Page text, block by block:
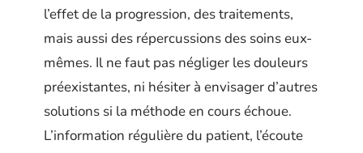
l’effet de la progression, des traitements,
mais aussi des répercussions des soins eux-
mêmes. Il ne faut pas négliger les douleurs
préexistantes, ni hésiter à envisager d’autres
solutions si la méthode en cours échoue.
L’information régulière du patient, l’écoute